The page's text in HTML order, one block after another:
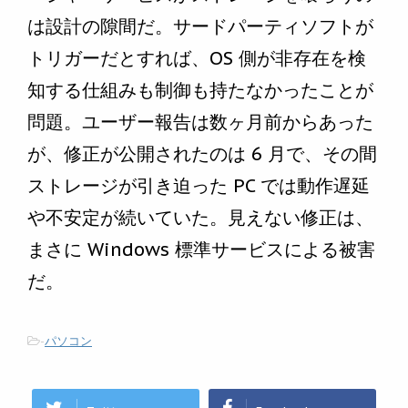
は設計の隙間だ。サードパーティソフトが
トリガーだとすれば、OS 側が非存在を検
知する仕組みも制御も持たなかったことが
問題。ユーザー報告は数ヶ月前からあった
が、修正が公開されたのは 6 月で、その間
ストレージが引き迫った PC では動作遅延
や不安定が続いていた。見えない修正は、
まさに Windows 標準サービスによる被害
だ。
-パソコン